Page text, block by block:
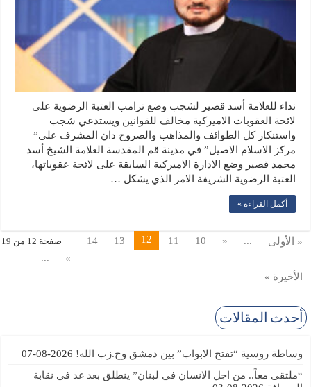
نداء للعلامة أسد قصير لشجب وضع ترامب العتبة الرضوية على
لائحة العقوبات الاميركية مخالف للقوانين ويستدعي شجب
واستنكار كل الطوائف والمذاهب والصروح دان المشرف على”
مركز الاسلام الاصيل” في مدينة قم المقدسة العلامة الشيخ أسد
محمد قصير وضع الادارة الاميركية السابقة على لائحة عقوباتها،
العتبة الرضوية الشريفة الامر الذي يشكل …
أكمل القراءة »
صفحة 12 من 19 « الأولى ...
«
10
11
12
13
14
»
...
الأخيرة »
أحدث المقالات
وساطة روسية “تفتح الابواب” بين دمشق وح.زب الله! 2026-08-07
“ملتقى معاً.. من اجل الانسان في لبنان” ينطلق بعد غد في نقابة